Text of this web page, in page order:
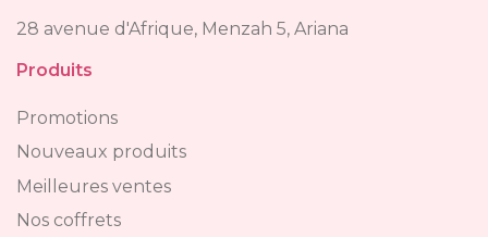
28 avenue d'Afrique, Menzah 5, Ariana
Produits
Promotions
Nouveaux produits
Meilleures ventes
Nos coffrets